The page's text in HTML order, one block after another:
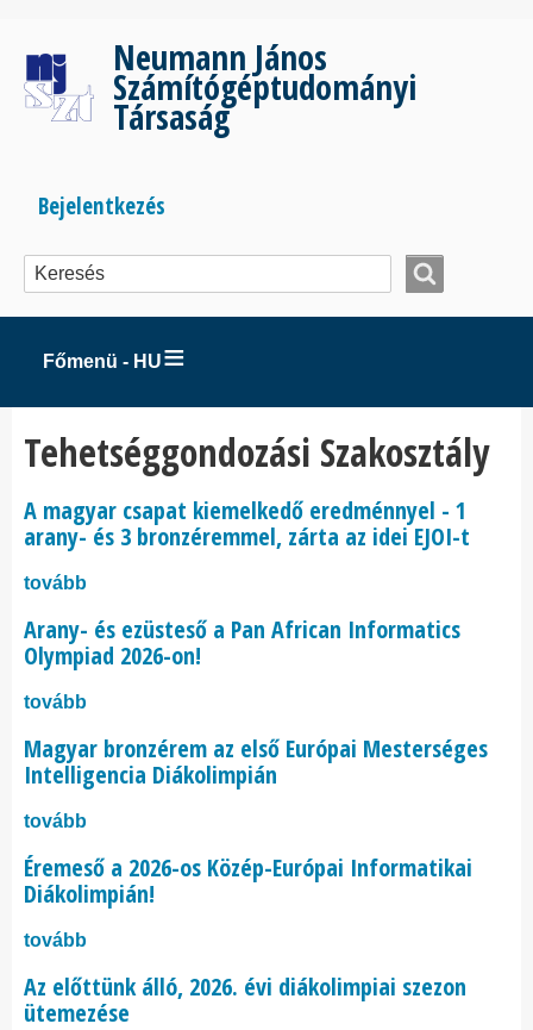
tartalomra
Neumann János
Számítógéptudományi
Társaság
Bejelentkezés
menüje
Bejelentkezés
Főmenü - HU
Tehetséggondozási Szakosztály
A magyar csapat kiemelkedő eredménnyel - 1
arany- és 3 bronzéremmel, zárta az idei EJOI-t
tovább
Arany- és ezüsteső a Pan African Informatics
Olympiad 2026-on!
tovább
Magyar bronzérem az első Európai Mesterséges
Intelligencia Diákolimpián
tovább
Éremeső a 2026-os Közép-Európai Informatikai
Diákolimpián!
tovább
Az előttünk álló, 2026. évi diákolimpiai szezon
ütemezése